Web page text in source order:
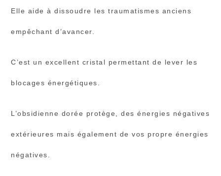
Elle aide à dissoudre les traumatismes anciens
empêchant d’avancer.
C’est un excellent cristal permettant de lever les
blocages énergétiques.
L’obsidienne dorée protège, des énergies négatives
extérieures mais également de vos propre énergies
négatives.